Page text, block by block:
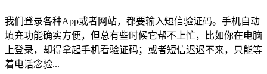
我们登录各种App或者网站，都要输入短信验证码。手机自动
填充功能确实方便，但总有些时候它帮不上忙，比如你在电脑
上登录，却得拿起手机看验证码；或者短信迟迟不来，只能等
着电话念验...